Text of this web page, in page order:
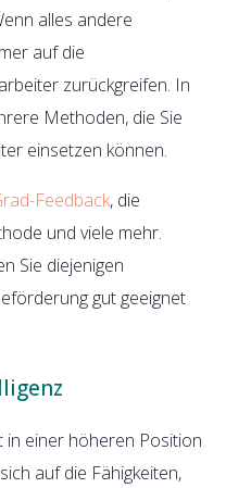
alles andere
auf die
zurückgreifen. In
Methoden, die Sie
einsetzen können.
Feedback, die
und viele mehr.
Sie diejenigen
gut geeignet
in einer höheren Position
auf die Fähigkeiten,